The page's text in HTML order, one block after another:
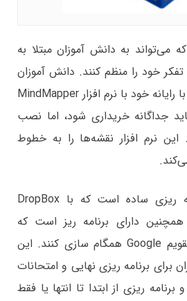
می‌تواند به دانش آموزان مبتلا به
خود را منظم کنند. دانش آموزان
همچنین می‌توانند آن را با رایانه خود با نرم افزار MindMapper
جداگانه خریداری شود، اما نصب
این نرم افزار نقشه‌ها را به خطوط
این برنامه دارای برنامه ریزی ساده است که با DropBox
دارای برنامه ریز است که
کاربران را می‌توانند با تقویم Google همگام سازی کنند. این
برای برنامه ریزی نهایی و امتحانات
ریزی از ابتدا تا انتها یا فقط